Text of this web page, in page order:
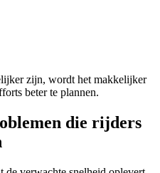
zijn, wordt het makkelijker
beter te plannen.
die rijders